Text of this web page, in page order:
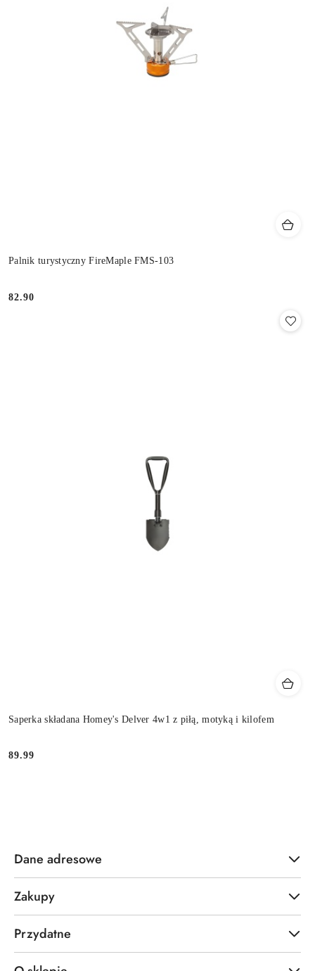
Palnik turystyczny FireMaple FMS-103
Cena:
82.90
Saperka składana Homey's Delver 4w1 z piłą, motyką i kilofem
Cena:
89.99
Dane adresowe
Zakupy
Przydatne